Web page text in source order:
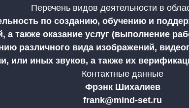
Перечень видов деятельности в
по созданию, обучению и
а также оказание услуг (выполнение
различного вида изображений,
или иных звуков, а также их
Контактные данные
Фрэнк Шихалиев
frank@mind-set.ru